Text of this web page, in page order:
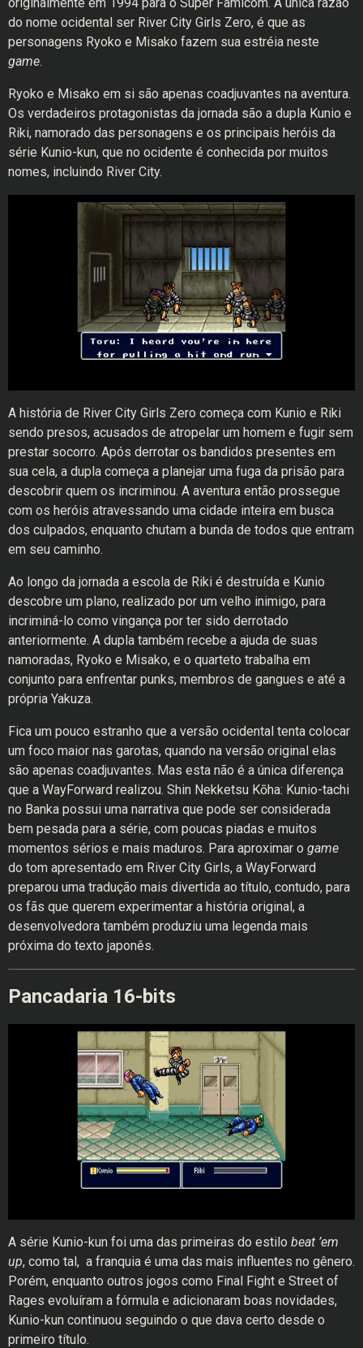
originalmente em 1994 para o Super Famicom. A única razão
do nome ocidental ser River City Girls Zero, é que as
personagens Ryoko e Misako fazem sua estréia neste
game.
Ryoko e Misako em si são apenas coadjuvantes na aventura.
Os verdadeiros protagonistas da jornada são a dupla Kunio e
Riki, namorado das personagens e os principais heróis da
série Kunio-kun, que no ocidente é conhecida por muitos
nomes, incluindo River City.
A história de River City Girls Zero começa com Kunio e Riki
sendo presos, acusados de atropelar um homem e fugir sem
prestar socorro. Após derrotar os bandidos presentes em
sua cela, a dupla começa a planejar uma fuga da prisão para
descobrir quem os incriminou. A aventura então prossegue
com os heróis atravessando uma cidade inteira em busca
dos culpados, enquanto chutam a bunda de todos que entram
em seu caminho.
Ao longo da jornada a escola de Riki é destruída e Kunio
descobre um plano, realizado por um velho inimigo, para
incriminá-lo como vingança por ter sido derrotado
anteriormente. A dupla também recebe a ajuda de suas
namoradas, Ryoko e Misako, e o quarteto trabalha em
conjunto para enfrentar punks, membros de gangues e até a
própria Yakuza.
Fica um pouco estranho que a versão ocidental tenta colocar
um foco maior nas garotas, quando na versão original elas
são apenas coadjuvantes. Mas esta não é a única diferença
que a WayForward realizou. Shin Nekketsu Kōha: Kunio-tachi
no Banka possui uma narrativa que pode ser considerada
bem pesada para a série, com poucas piadas e muitos
momentos sérios e mais maduros. Para aproximar o game
do tom apresentado em River City Girls, a WayForward
preparou uma tradução mais divertida ao título, contudo, para
os fãs que querem experimentar a história original, a
desenvolvedora também produziu uma legenda mais
próxima do texto japonês.
Pancadaria 16-bits
A série Kunio-kun foi uma das primeiras do estilo beat ’em
up, como tal, a franquia é uma das mais influentes no gênero.
Porém, enquanto outros jogos como Final Fight e Street of
Rages evoluíram a fórmula e adicionaram boas novidades,
Kunio-kun continuou seguindo o que dava certo desde o
primeiro título.